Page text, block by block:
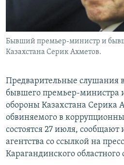
Бывший премьер-министр и
Казахстана Серик Ахметов.
Предварительные слушания
бывшего премьер-министра
обороны Казахстана Серика
обвиняемого в
состоятся 27 июля,
агентства со ссылкой на
Карагандинского областного